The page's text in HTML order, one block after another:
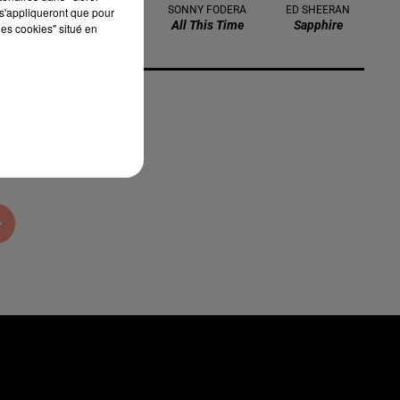
MELISSA
555
SONNY FODERA
All This Time
ED SHEERAN
Sapphire
que pour
cookies" situé en